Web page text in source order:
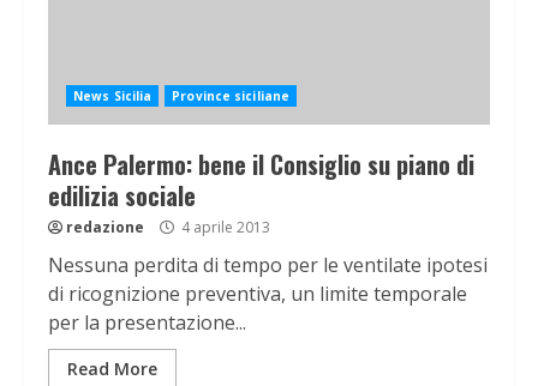
News Sicilia Province siciliane
Ance Palermo: bene il Consiglio su piano di
edilizia sociale
redazione 4 aprile 2013
Nessuna perdita di tempo per le ventilate ipotesi
di ricognizione preventiva, un limite temporale
per la presentazione...
Read More